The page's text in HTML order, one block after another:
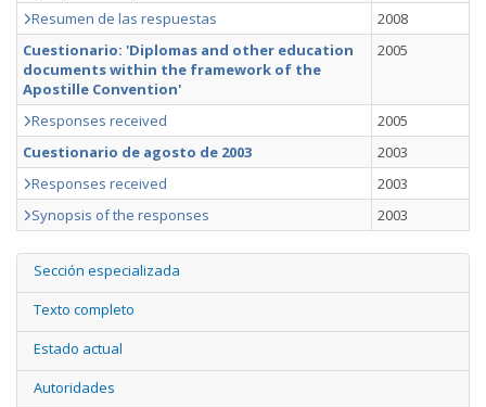
Resumen de las respuestas
2008
Cuestionario: 'Diplomas and other education
documents within the framework of the
Apostille Convention'
2005
Responses received
2005
Cuestionario de agosto de 2003
2003
Responses received
2003
Synopsis of the responses
2003
Sección especializada
Texto completo
Estado actual
Autoridades